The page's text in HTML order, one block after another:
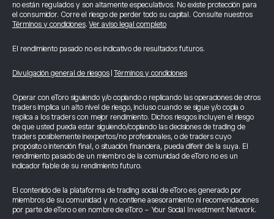
no están regulados y son altamente especulativos. No existe protección para
el consumidor. Corre el riesgo de perder todo su capital. Consulte nuestros
Términos y condiciones.Ver aviso legal completo
El rendimiento pasado no es indicativo de resultados futuros.
Divulgación general de riesgos Términos y condiciones
Operar con eToro siguiendo y/o copiando o replicando las operaciones de otros
traders implica un alto nivel de riesgo, incluso cuando se sigue y/o copia o
replica a los traders con mejor rendimiento. Dichos riesgos incluyen el riesgo
de que usted pueda estar siguiendo/copiando las decisiones de trading de
traders posiblemente inexpertos/no profesionales, o de traders cuyo
propósito o intención final, o situación financiera, pueda diferir de la suya. El
rendimiento pasado de un miembro de la comunidad de eToro no es un
indicador fiable de su rendimiento futuro.
El contenido de la plataforma de trading social de eToro es generado por
miembros de su comunidad y no contiene asesoramiento ni recomendaciones
por parte de eToro o en nombre de eToro - Your Social Investment Network.